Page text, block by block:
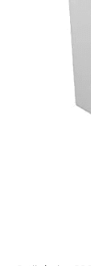
Cutii Clasice
Cutii
Cutii Prajituri
Cutii Prajituri
Cutii Prajituri
Sacose Plastic